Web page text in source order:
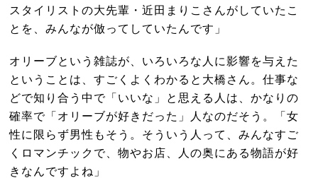
スタイリストの大先輩・近田まりこさんがしていたこ
とを、みんなが倣ってしていたんです」
オリーブという雑誌が、いろいろな人に影響を与えた
ということは、すごくよくわかると大橋さん。仕事な
どで知り合う中で「いいな」と思える人は、かなりの
確率で「オリーブが好きだった」人なのだそう。「女
性に限らず男性もそう。そういう人って、みんなすご
くロマンチックで、物やお店、人の奥にある物語が好
きなんですよね」